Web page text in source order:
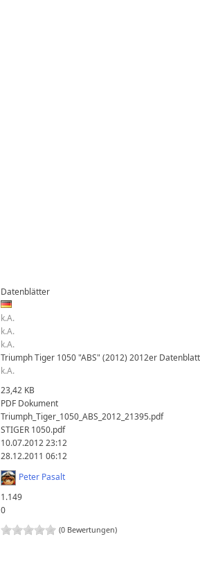
Datenblätter
k.A.
k.A.
k.A.
Triumph Tiger 1050 "ABS" (2012) 2012er
k.A.
23,42 KB
PDF Dokument
Triumph_Tiger_1050_ABS_2012_21395.pdf
STIGER 1050.pdf
10.07.2012 23:12
28.12.2011 06:12
Peter Pasalt
1.149
0
(0 Bewertungen)